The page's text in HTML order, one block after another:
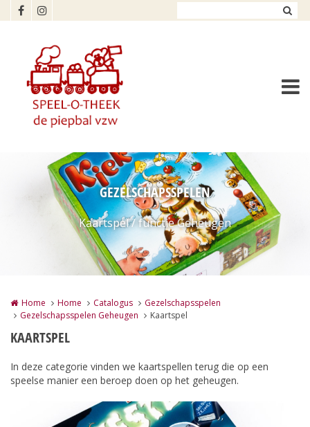
Overslaan en naar de inhoud gaan
GEZELSCHAPSSPELEN
Kaartspel / functie Geheugen
Home Home Catalogus
Gezelschapsspelen
Gezelschapsspelen Geheugen
Kaartspel
KAARTSPEL
In deze categorie vinden we kaartspellen terug die op een
speelse manier een beroep doen op het geheugen.